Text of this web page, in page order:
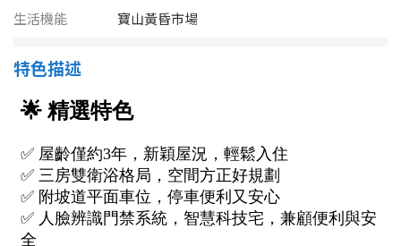
台東縣
金門連江
樓層
不拘
1樓
3樓 4樓
5~10樓 11~20樓
生活機能
寶山黃昏市場
特色描述